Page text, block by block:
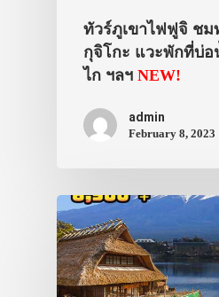
ทัวร์ภูเขาไฟฟูจิ ชม
กุจิโกะ แวะพักที่บ่
ไก ฯลฯ NEW!
admin
February 8, 2023